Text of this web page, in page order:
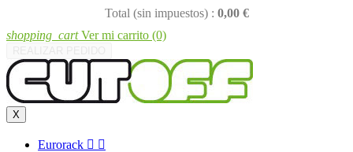
Total (sin impuestos) : 0,00 €
shopping_cart Ver mi carrito (0)
X
Eurorack  